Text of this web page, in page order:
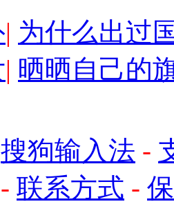
| 为什么出过
| 晒晒自己的
搜狗输入法 -
- 联系方式 -